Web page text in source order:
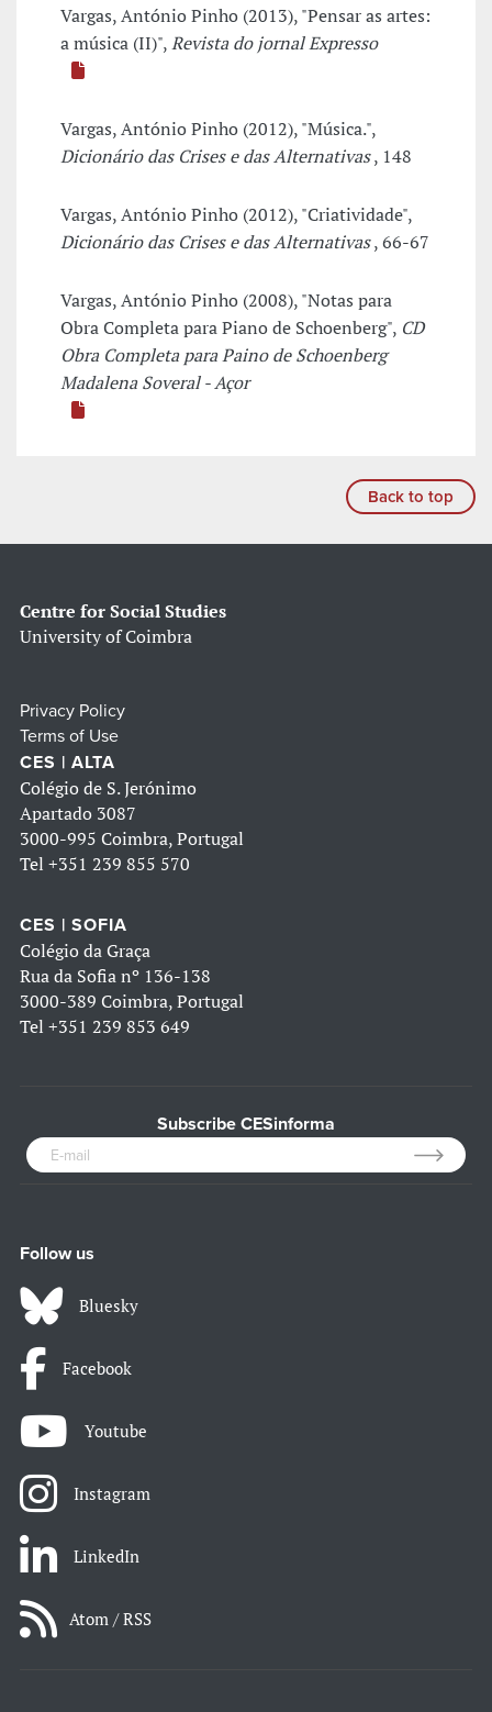
Vargas, António Pinho (2013), "Pensar as artes:
a música (II)",Revista do jornal Expresso
Vargas, António Pinho (2012), "Música.",
Dicionário das Crises e das Alternativas, 148
Vargas, António Pinho (2012), "Criatividade",
Dicionário das Crises e das Alternativas, 66-67
Vargas, António Pinho (2008), "Notas para
Obra Completa para Piano de Schoenberg", CD
Obra Completa para Paino de Schoenberg
Madalena Soveral - Açor
Back to top
Centre for Social Studies
University of Coimbra
Privacy Policy
Terms of Use
CES | ALTA
Colégio de S. Jerónimo
Apartado 3087
3000-995 Coimbra, Portugal
Tel +351 239 855 570
CES | SOFIA
Colégio da Graça
Rua da Sofia nº 136-138
3000-389 Coimbra, Portugal
Tel +351 239 853 649
Subscribe CESinforma
Follow us
Bluesky
Facebook
Youtube
Instagram
LinkedIn
Atom / RSS